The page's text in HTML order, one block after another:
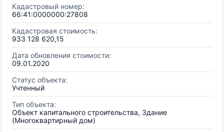
Кадастровый номер:
66:41:0000000:27808
Кадастровая стоимость:
933 128 620,15
Дата обновления стоимости:
09.01.2020
Статус объекта:
Учтенный
Тип объекта:
Объект капитального строительства, Здание
(Многоквартирный дом)